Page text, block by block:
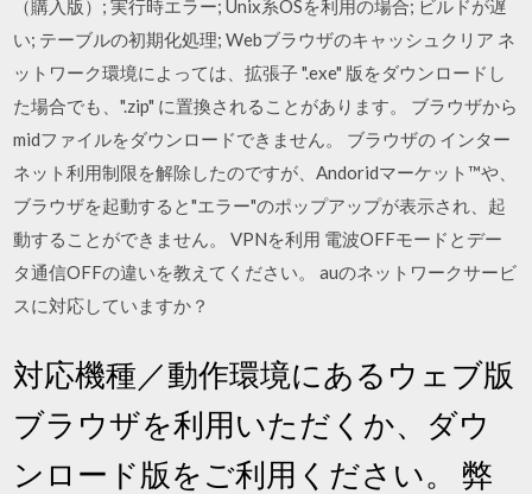
（購入版）; 実行時エラー; Unix系OSを利用の場合; ビルドが遅
い; テーブルの初期化処理; Webブラウザのキャッシュクリア ネ
ットワーク環境によっては、拡張子 ".exe" 版をダウンロードし
た場合でも、".zip" に置換されることがあります。 ブラウザから
midファイルをダウンロードできません。 ブラウザの インター
ネット利用制限を解除したのですが、Andoridマーケット™や、
ブラウザを起動すると"エラー"のポップアップが表示され、起
動することができません。 VPNを利用 電波OFFモードとデー
タ通信OFFの違いを教えてください。 auのネットワークサービ
スに対応していますか？
対応機種／動作環境にあるウェブ版
ブラウザを利用いただくか、ダウ
ンロード版をご利用ください。 弊